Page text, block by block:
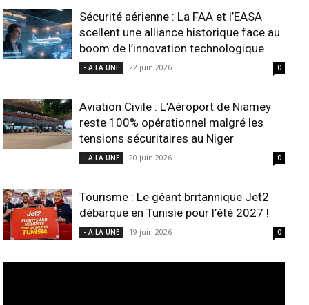
Sécurité aérienne : La FAA et l’EASA
scellent une alliance historique face au
boom de l’innovation technologique
- A LA UNE 22 juin 2026 0
Aviation Civile : L’Aéroport de Niamey
reste 100% opérationnel malgré les
tensions sécuritaires au Niger
- A LA UNE 20 juin 2026 0
Tourisme : Le géant britannique Jet2
débarque en Tunisie pour l’été 2027 !
- A LA UNE 19 juin 2026 0